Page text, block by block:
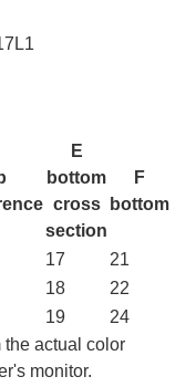
E
bottom
cross
section
F
bottom
17
21
18
22
19
24
the actual color
monitor.